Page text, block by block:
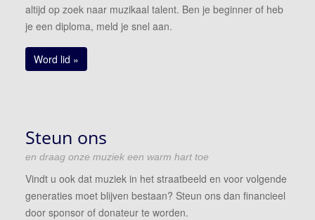
altijd op zoek naar muzikaal talent. Ben je beginner of heb
je een diploma, meld je snel aan.
Word lid »
Steun ons
en draag onze muziek een warm hart toe
Vindt u ook dat muziek in het straatbeeld en voor volgende
generaties moet blijven bestaan? Steun ons dan financieel
door sponsor of donateur te worden.